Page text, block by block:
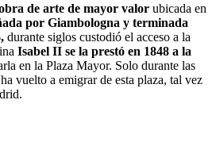
de arte de mayor valor ubicada en
por Giambologna y terminada
durante siglos custodió el acceso a la
Isabel II se la prestó en 1848 a la
en la Plaza Mayor. Solo durante las
vuelto a emigrar de esta plaza, tal vez